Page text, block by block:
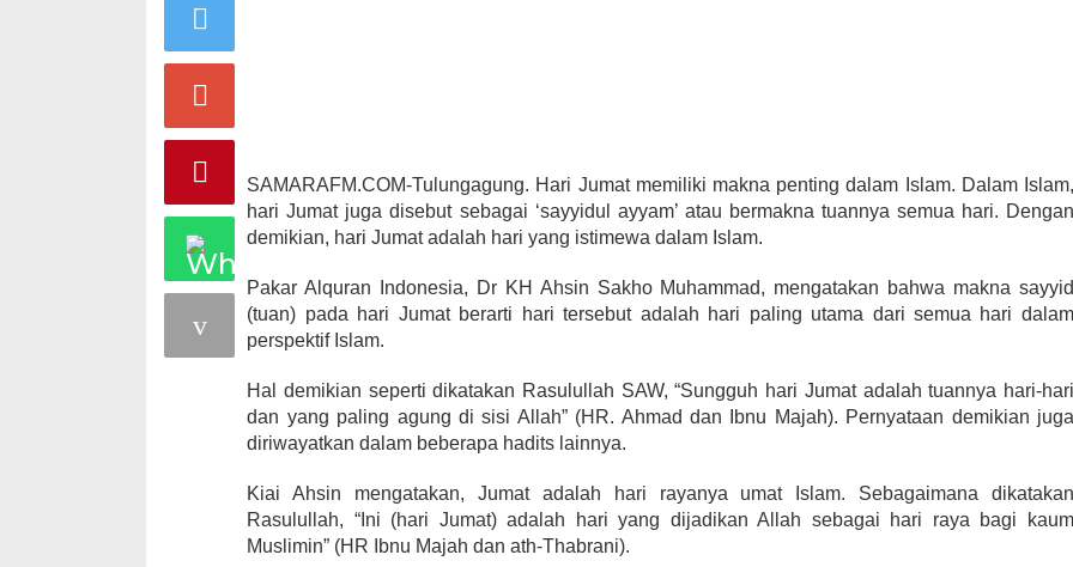
SAMARAFM.COM-Tulungagung. Hari Jumat memiliki makna penting dalam Islam. Dalam Islam,
hari Jumat juga disebut sebagai ‘sayyidul ayyam’ atau bermakna tuannya semua hari. Dengan
demikian, hari Jumat adalah hari yang istimewa dalam Islam.
Pakar Alquran Indonesia, Dr KH Ahsin Sakho Muhammad, mengatakan bahwa makna sayyid
(tuan) pada hari Jumat berarti hari tersebut adalah hari paling utama dari semua hari dalam
perspektif Islam.
Hal demikian seperti dikatakan Rasulullah SAW, “Sungguh hari Jumat adalah tuannya hari-hari
dan yang paling agung di sisi Allah” (HR. Ahmad dan Ibnu Majah). Pernyataan demikian juga
diriwayatkan dalam beberapa hadits lainnya.
Kiai Ahsin mengatakan, Jumat adalah hari rayanya umat Islam. Sebagaimana dikatakan
Rasulullah, “Ini (hari Jumat) adalah hari yang dijadikan Allah sebagai hari raya bagi kaum
Muslimin” (HR Ibnu Majah dan ath-Thabrani).